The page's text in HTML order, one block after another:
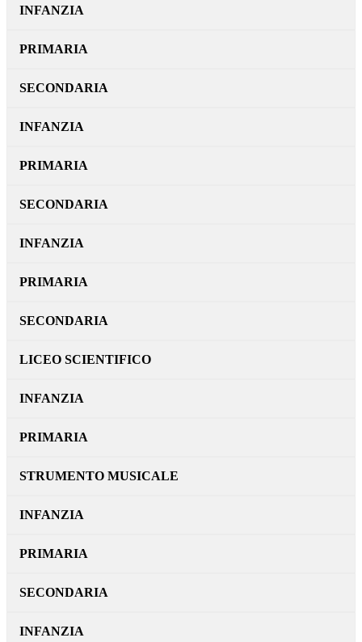
INFANZIA
PRIMARIA
SECONDARIA
INFANZIA
PRIMARIA
SECONDARIA
INFANZIA
PRIMARIA
SECONDARIA
LICEO SCIENTIFICO
INFANZIA
PRIMARIA
STRUMENTO MUSICALE
INFANZIA
PRIMARIA
SECONDARIA
INFANZIA